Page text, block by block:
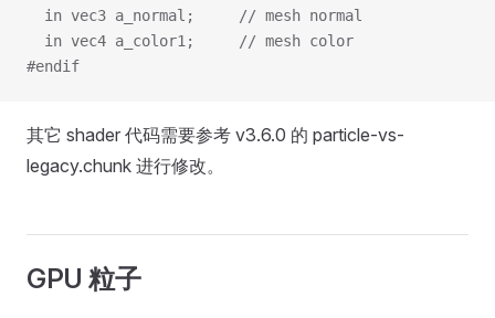
  in vec3 a_normal;     // mesh normal
  in vec4 a_color1;     // mesh color
#endif
其它 shader 代码需要参考 v3.6.0 的 particle-vs-
legacy.chunk 进行修改。
GPU 粒子